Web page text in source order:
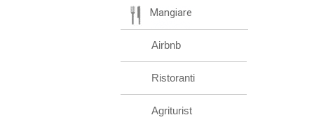
Mangiare
Airbnb
Ristoranti
Agriturist